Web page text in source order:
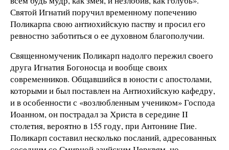
Святой Игнатий поручил временному попечению
Поликарпа свою антиохийскую паству и просил его
ревностно заботиться о ее духовном благополучии.
Священномученик Поликарп надолго пережил своего
друга Игнатия Богоносца и вообще своих
современников. Общавшийся в юности с апостолами,
которыми и был поставлен на Антиохийскую кафедру,
и в особенности с «возлюбленным учеником» Господа
Иоанном, он пострадал за Христа в середине II
столетия, вероятно в 155 году, при Антонине Пие.
Поликарп составил несколько посланий, адресованных